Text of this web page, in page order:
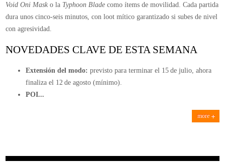
Void Oni Mask o la Typhoon Blade como ítems de movilidad. Cada partida
dura unos cinco‑seis minutos, con loot mítico garantizado si subes de nivel
con agresividad.
NOVEDADES CLAVE DE ESTA SEMANA
Extensión del modo: previsto para terminar el 15 de julio, ahora
finaliza el 12 de agosto (mínimo).
POI...
more